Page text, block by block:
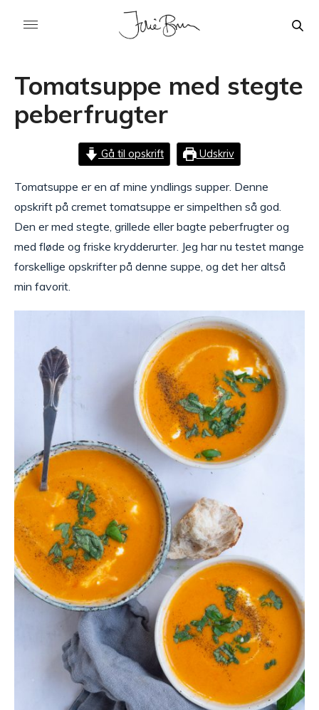
Tomatsuppe med stegte
peberfrugter
Gå til opskrift Udskriv
Tomatsuppe er en af mine yndlings supper. Denne
opskrift på cremet tomatsuppe er simpelthen så god.
Den er med stegte, grillede eller bagte peberfrugter og
med fløde og friske krydderurter. Jeg har nu testet mange
forskellige opskrifter på denne suppe, og det her altså
min favorit.